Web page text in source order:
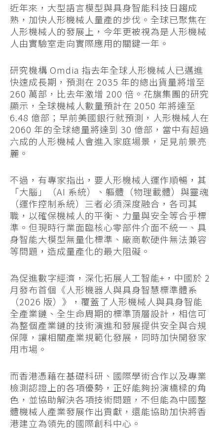
近年來，大型語言模型與具身智能科技日趨成
熟，加快人形機械人量產的步伐。全球已聚焦在
人形機械人的發展上，今年更被視為是人形機械
人由實驗室走向實際應用的關鍵一年。
研究機構 Omdia 指去年全球人形機械人已邁進
快速成長期，預測在 2035 年的總出貨量將增至
260 萬部，比去年激增 200 倍。花旗集團的研究
顯示，全球機械人數量預計在 2050 年將達至
6.48 億部；早前美國銀行就預測，人形機械人在
2060 年的全球總量將達到 30 億部，當中有超過
六成的人形機械人會進入家庭場景，足見前景亮
麗。
不過，有專家指出，要人形機械人運作順暢，其
「大腦」（AI 系統）、軀體（物理載體）與靈魂
（運作控制系統）三者必須深度融合，各司其
職，以確保機械人的平衡、力量與安全等合乎標
準。但現時行業面臨核心零部件介面不統一、具
身智能大模型無量化標準、廠商軟硬件無法兼容
等問題，造成量產化的最大阻礙。
為促進數字經濟，深化拓展人工智能+，中國於 2
月發布首個《人形機器人與具身智慧標準體系
（2026 版）》，覆蓋了人形機械人與具身智能
全產業鏈、全生命周期的標準頂層設計，相信可
為整個產業鏈的技術演進和發展提供安全與合規
保障，讓相關產業規範化發展，同時加快開發家
用市場。
而香港憑藉在基礎科研、國際學術合作以及專業
檢測認證上的各項優勢，正好能夠扮演橋樑的角
色，並協助解決各項技術問題，不但能為中國整
體機械人產業發展作出貢獻，還能協助加快將香
港建立為領先的國際創科中心。